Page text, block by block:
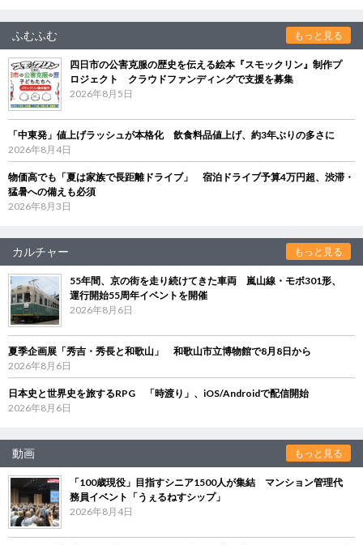
ふむふむ もっと見る
四日市の公害克服の歴史を伝える絵本『スモックリン』制作プ
ロジェクト クラウドファンディングで支援を募集
2026年8月5日
「中東発」値上げラッシュが本格化 飲食料品値上げ、約3年ぶりの多さに
2026年8月4日
物価高でも「夏は家族で長距離ドライブ」 宿泊ドライブ予算4万円超、渋滞・
猛暑への備えも必須
2026年8月3日
カルチャー もっと見る
55年間、京の街を走り続けてきた車両 嵐山線・モボ301形、
運行開始55周年イベントを開催
2026年8月6日
夏季企画展「秀吉・秀長と和歌山」 和歌山市立博物館で8月8日から
2026年8月6日
日本史と世界史を旅するRPG 「時渡り」、iOS/Androidで配信開始
2026年8月6日
動画 もっと見る
「100歳現役」目指すシニア1500人が集結 マンション管理代
務員イベント「うぇるねすシップ」
2026年8月4日